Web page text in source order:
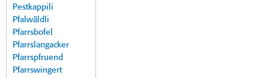
Pestkappili
Pfalwäldli
Pfarrsbofel
Pfarrslangacker
Pfarrspfruend
Pfarrswingert